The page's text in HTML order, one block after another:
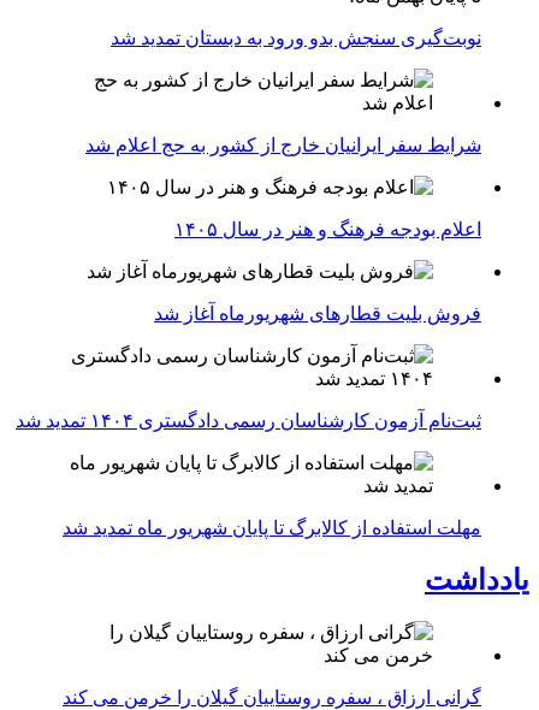
نوبت‌گیری سنجش بدو ورود به دبستان تمدید شد
شرایط سفر ایرانیان خارج از کشور به حج اعلام شد
اعلام بودجه فرهنگ و هنر در سال ۱۴۰۵
فروش بلیت قطارهای شهریورماه آغاز شد
ثبت‌نام آزمون کارشناسان رسمی دادگستری ۱۴۰۴ تمدید شد
مهلت استفاده از کالابرگ تا پایان شهریور ماه تمدید شد
یادداشت
گرانی ارزاق ، سفره روستاییان گیلان را خرمن می کند